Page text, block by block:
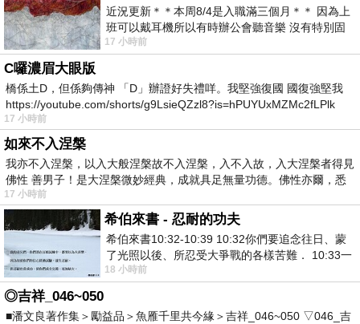
近況更新＊＊本周8/4是入職滿三個月＊＊ 因為上
班可以戴耳機所以有時辦公會聽音樂 沒有特別固
定哪天但就是一周某一天會固定聽'90
17 小時前
C囉濃眉大眼版
橋係土D，但係夠傳神 「D」辦證好失禮咩。我堅強復國 國復強堅我
https://youtube.com/shorts/g9LsieQZzl8?is=hPUYUxMZMc2fLPlk
17 小時前
如來不入涅槃
我亦不入涅槃，以入大般涅槃故不入涅槃，入不入故，入大涅槃者得見
佛性 善男子！是大涅槃微妙經典，成就具足無量功德。佛性亦爾，悉
17 小時前
希伯來書 - 忍耐的功夫
希伯來書10:32-10:39 10:32你們要追念往日、蒙
了光照以後、所忍受大爭戰的各樣苦難． 10:33一
面被毀謗、遭患難、成了戲景、叫眾人
18 小時前
◎吉祥_046~050
■潘文良著作集＞勵益品＞魚雁千里共今緣＞吉祥_046~050 ▽046_吉